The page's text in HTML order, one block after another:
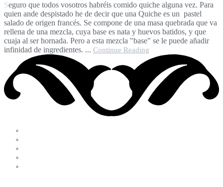
Seguro que todos vosotros habréis comido quiche alguna vez. Para
quien ande despistado he de decir que una Quiche es un pastel
salado de origen francés. Se compone de una masa quebrada que va
rellena de una mezcla, cuya base es nata y huevos batidos, y que
cuaja al ser hornada. Pero a esta mezcla "base" se le puede añadir
infinidad de ingredientes. ... Continue Reading